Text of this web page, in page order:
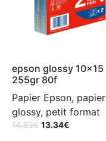
epson glossy 10×15
255gr 80f
Papier Epson, papier
glossy, petit format
14.83€ 13.34€